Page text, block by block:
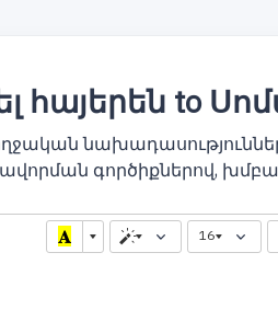
հայերեն to
գործիքներով,
16